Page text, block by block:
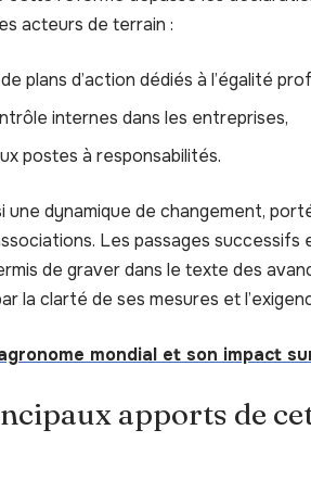
acteurs de terrain :
plans d’action dédiés à l’égalité
internes dans les entreprises,
postes à responsabilités.
une dynamique de changement,
Les passages successifs
de graver dans le texte des
la clarté de ses mesures et
mondial et son impact
apports de